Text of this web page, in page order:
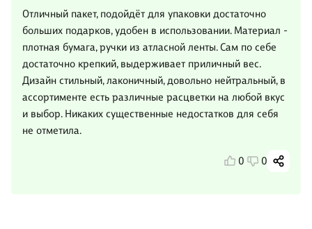
Отличный пакет, подойдёт для упаковки достаточно
больших подарков, удобен в использовании. Материал -
плотная бумага, ручки из атласной ленты. Сам по себе
достаточно крепкий, выдерживает приличный вес.
Дизайн стильный, лаконичный, довольно нейтральный, в
ассортименте есть различные расцветки на любой вкус
и выбор. Никаких существенные недостатков для себя
не отметила.
0 0